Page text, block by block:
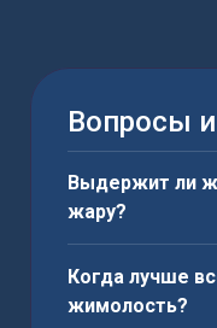
Вопросы
Выдержит ли
жару?
Когда лучше
жимолость?